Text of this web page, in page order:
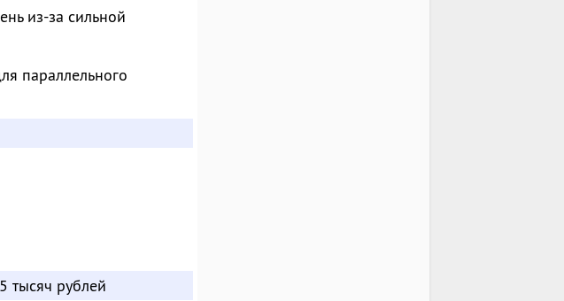
из-за сильной
параллельного
тысяч рублей